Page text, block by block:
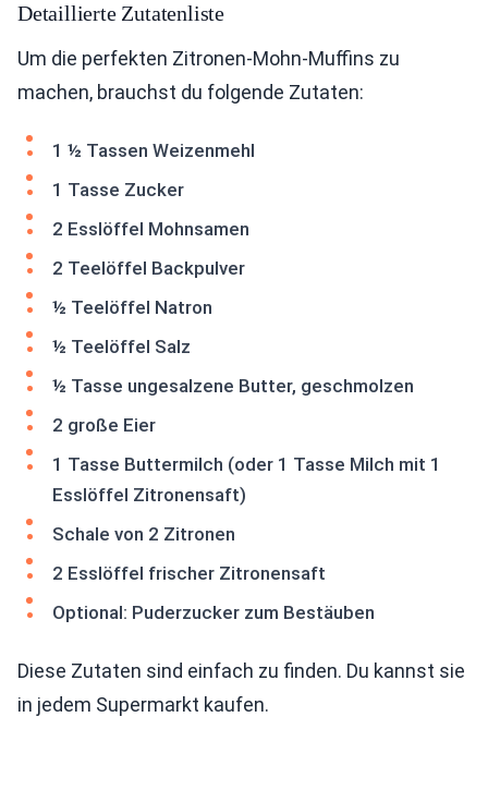
Detaillierte Zutatenliste
Um die perfekten Zitronen-Mohn-Muffins zu
machen, brauchst du folgende Zutaten:
1 ½ Tassen Weizenmehl
1 Tasse Zucker
2 Esslöffel Mohnsamen
2 Teelöffel Backpulver
½ Teelöffel Natron
½ Teelöffel Salz
½ Tasse ungesalzene Butter, geschmolzen
2 große Eier
1 Tasse Buttermilch (oder 1 Tasse Milch mit 1
Esslöffel Zitronensaft)
Schale von 2 Zitronen
2 Esslöffel frischer Zitronensaft
Optional: Puderzucker zum Bestäuben
Diese Zutaten sind einfach zu finden. Du kannst sie
in jedem Supermarkt kaufen.